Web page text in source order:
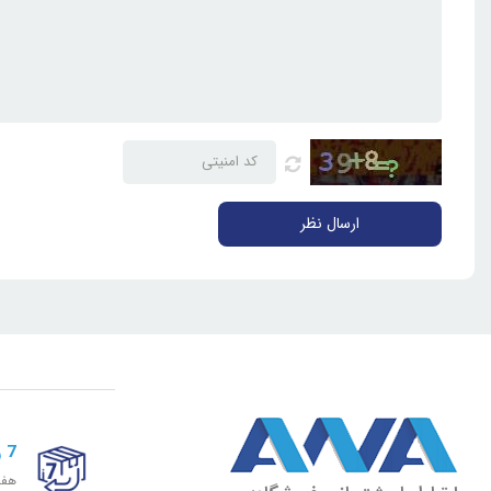
ارسال نظر
7 روز ضمانت برگشت